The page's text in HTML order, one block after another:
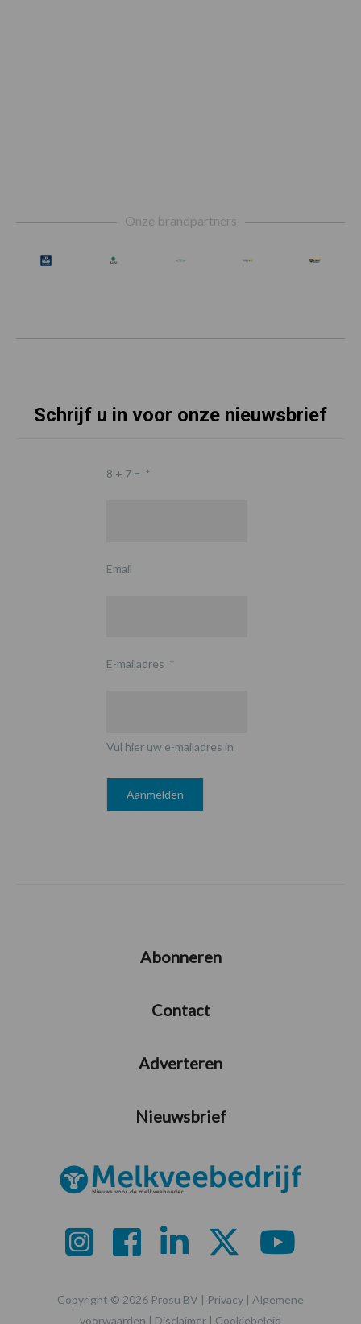
Onze brandpartners
Schrijf u in voor onze nieuwsbrief
8 + 7 = *
Email
E-mailadres *
Vul hier uw e-mailadres in
Abonneren
Contact
Adverteren
Nieuwsbrief
Copyright © 2026 Prosu BV | Privacy | Algemene
voorwaarden | Disclaimer | Cookiebeleid